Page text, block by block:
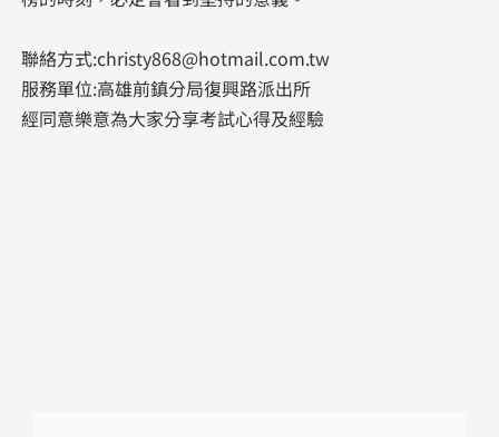
聯絡方式:christy868@hotmail.com.tw​​​
服務單位:高雄前鎮分局復興路派出所
經同意樂意為大家分享考試心得及經驗